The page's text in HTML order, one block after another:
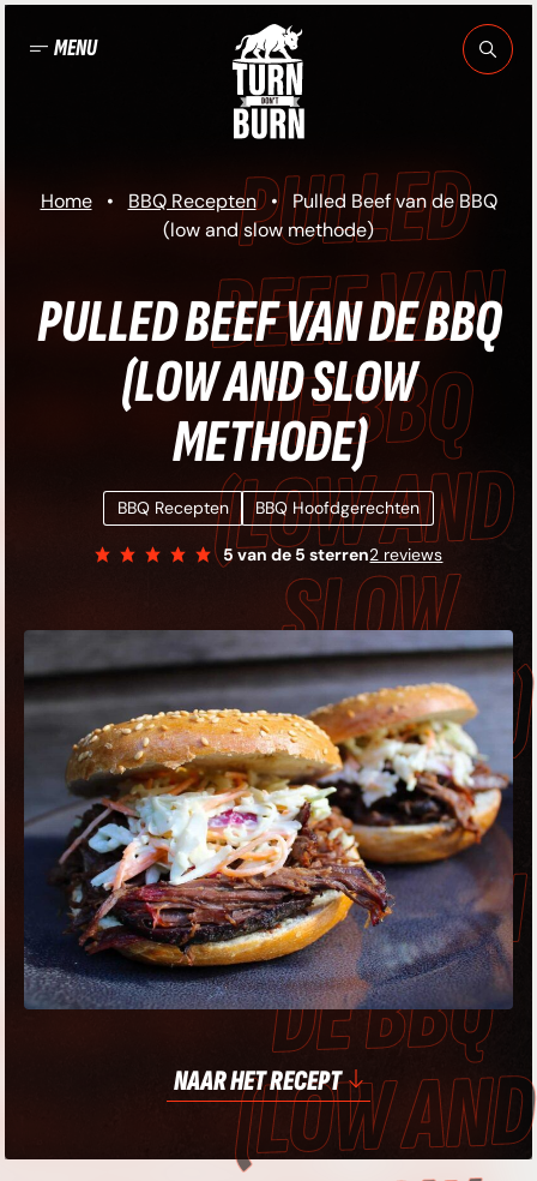
naar MENU
Home • BBQ Recepten • Pulled Beef van de BBQ
(low and slow methode)
PULLED BEEF VAN DE BBQ
(LOW AND SLOW
METHODE)
BBQ Recepten BBQ Hoofdgerechten
5van de 5 sterren2 reviews
BEEF VAN
(LOW AND
METHODE) •
BEEF VAN
BBQ (LOW AND
METHODE) •
BEEF VAN
BBQ (LOW AND
METHODE) •
BEEF VAN
NAAR HET RECEPT